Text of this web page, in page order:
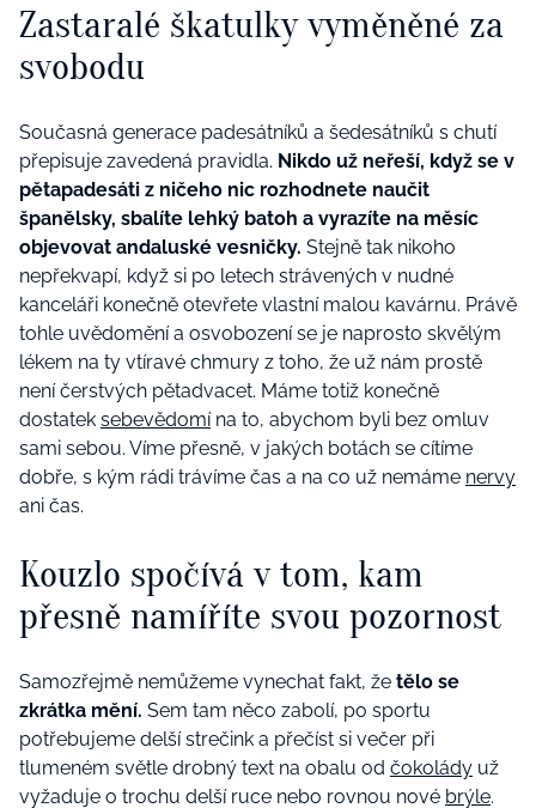
Zastaralé škatulky vyměněné za
svobodu
Současná generace padesátníků a šedesátníků s chutí
přepisuje zavedená pravidla. Nikdo už neřeší, když se v
pětapadesáti z ničeho nic rozhodnete naučit
španělsky, sbalíte lehký batoh a vyrazíte na měsíc
objevovat andaluské vesničky. Stejně tak nikoho
nepřekvapí, když si po letech strávených v nudné
kanceláři konečně otevřete vlastní malou kavárnu. Právě
tohle uvědomění a osvobození se je naprosto skvělým
lékem na ty vtíravé chmury z toho, že už nám prostě
není čerstvých pětadvacet. Máme totiž konečně
dostatek sebevědomína to, abychom byli bez omluv
sami sebou. Víme přesně, v jakých botách se cítíme
dobře, s kým rádi trávíme čas a na co už nemáme nervy
ani čas.
Kouzlo spočívá v tom, kam
přesně namíříte svou pozornost
Samozřejmě nemůžeme vynechat fakt, že tělo se
zkrátka mění. Sem tam něco zabolí, po sportu
potřebujeme delší strečink a přečíst si večer při
tlumeném světle drobný text na obalu od čokolády už
vyžaduje o trochu delší ruce nebo rovnou nové brýle.